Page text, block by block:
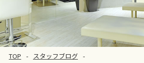
TOP
スタッフブログ